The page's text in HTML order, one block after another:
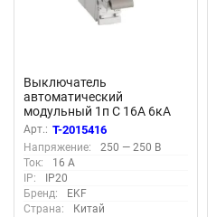
Выключатель
автоматический
модульный 1п C 16А 6кА
ВА 47-63N DC PROxima EKF
M63DC6116C
Арт.: T-2015416
Напряжение:
250 — 250 В
Ток:
16 А
IP:
IP20
Бренд:
EKF
Страна:
Китай